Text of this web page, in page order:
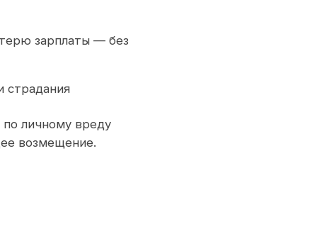
зарплаты — без
страдания
личному вреду
возмещение.